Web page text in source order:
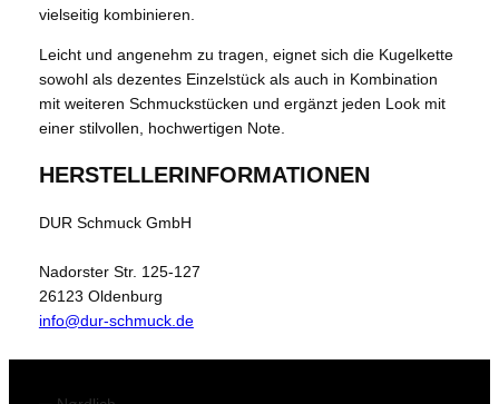
vielseitig kombinieren.
Leicht und angenehm zu tragen, eignet sich die Kugelkette
sowohl als dezentes Einzelstück als auch in Kombination
mit weiteren Schmuckstücken und ergänzt jeden Look mit
einer stilvollen, hochwertigen Note.
HERSTELLERINFORMATIONEN
DUR Schmuck GmbH
Nadorster Str. 125-127
26123 Oldenburg
info@dur-schmuck.de